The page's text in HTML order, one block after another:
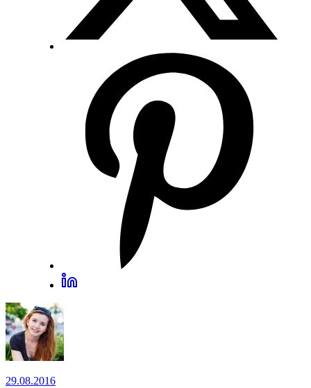
29.08.2016